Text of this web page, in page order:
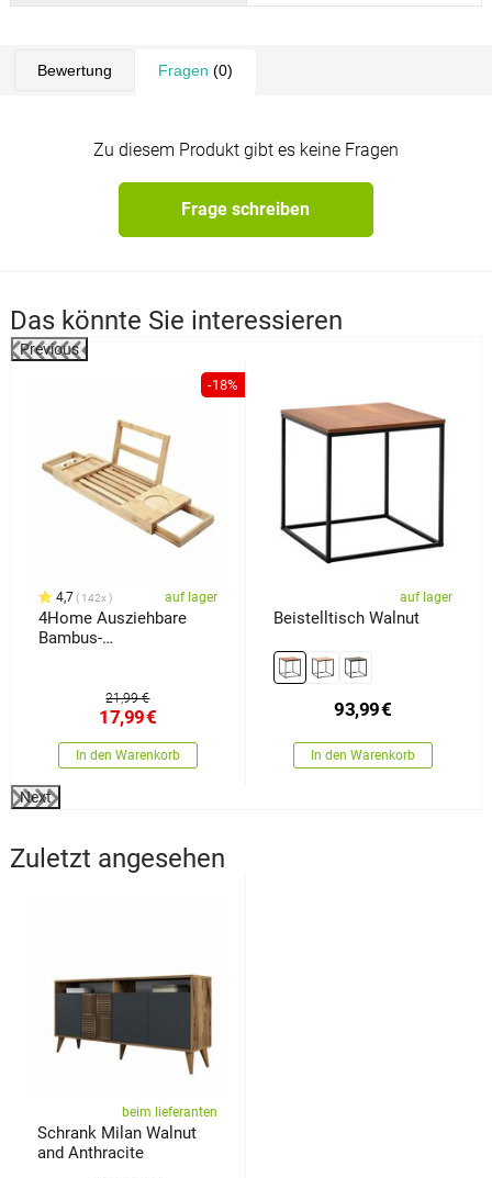
Bewertung Fragen (0)
Zu diesem Produkt gibt es keine Fragen
Frage schreiben
Das könnte Sie interessieren
Previous
-18%
4,7 142x auf lager
4Home Ausziehbare
Bambus-
21,99 €
17,99€
In den Warenkorb
auf lager
Beistelltisch Walnut
93,99€
In den Warenkorb
Next
Zuletzt angesehen
beim lieferanten
Schrank Milan Walnut
and Anthracite